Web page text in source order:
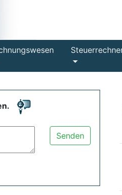
Senden